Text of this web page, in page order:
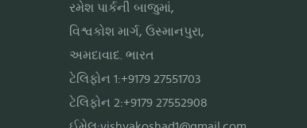
રમેશ પાર્કની બાજુમાં,
વિશ્વકોશ માર્ગ, ઉસ્માનપુરા,
અમદાવાદ. ભારત
ટેલિફોન 1:+9179 27551703
ટેલિફોન 2:+9179 27552908